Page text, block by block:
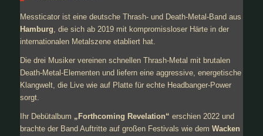
Messticator ist eine deutsche Thrash- und Death-Metal-Band aus
Hamburg, die sich ab 2019 mit kompromissloser Härte in der
internationalen Metalszene etabliert hat.
Die drei Musiker vereinen schnellen Thrash-Metal mit brutalen
Death-Metal-Elementen und liefern eine aggressive, energetische
Klangwelt, die Live wie auf Platte für echte Headbanger-Power
sorgt.
Ihr Debütalbum „Forthcoming Revelation“ erschien 2022 und
brachte der Band Auftritte auf großen Festivals wie dem Wacken